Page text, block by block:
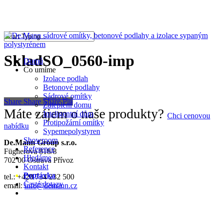
content
Menu Domů
Co umíme
Izolace podlah
Betonové podlahy
Sádrové omítky
Zateplení domu
Inteligentní dům
Protipožární omítky
Sypemepolystyren
Showroom
Reference
Hledáme
Kontakt
Poptávka
Časté dotazy
facebook
instagram
Close
Search
SkladSO_0560-imp
Share Share Share Pin
Máte zájem o naše produkty? Chci cenovou
nabídku
De.Mann Group s.r.o.
Fügnerova 818/8
702 00 Ostrava Přívoz
tel.: +420 734 232 500
email:info@demann.cz
Menu